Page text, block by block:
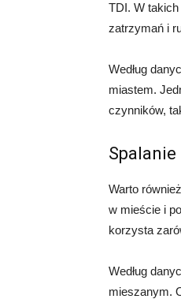
TDI. W
zatrzymań i
Według
miastem.
czynników,
Spalanie
Warto
w mieście i
korzysta
Według
mieszanym.